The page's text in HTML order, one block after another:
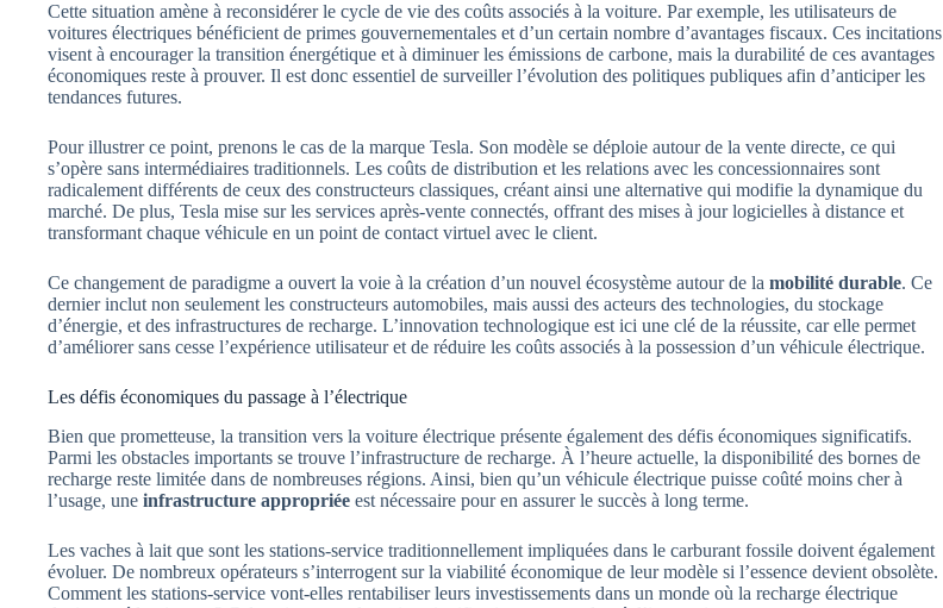
Cette situation amène à reconsidérer le cycle de vie des coûts associés à la voiture. Par exemple, les utilisateurs de
voitures électriques bénéficient de primes gouvernementales et d’un certain nombre d’avantages fiscaux. Ces incitations
visent à encourager la transition énergétique et à diminuer les émissions de carbone, mais la durabilité de ces avantages
économiques reste à prouver. Il est donc essentiel de surveiller l’évolution des politiques publiques afin d’anticiper les
tendances futures.
Pour illustrer ce point, prenons le cas de la marque Tesla. Son modèle se déploie autour de la vente directe, ce qui
s’opère sans intermédiaires traditionnels. Les coûts de distribution et les relations avec les concessionnaires sont
radicalement différents de ceux des constructeurs classiques, créant ainsi une alternative qui modifie la dynamique du
marché. De plus, Tesla mise sur les services après-vente connectés, offrant des mises à jour logicielles à distance et
transformant chaque véhicule en un point de contact virtuel avec le client.
Ce changement de paradigme a ouvert la voie à la création d’un nouvel écosystème autour de la mobilité durable. Ce
dernier inclut non seulement les constructeurs automobiles, mais aussi des acteurs des technologies, du stockage
d’énergie, et des infrastructures de recharge. L’innovation technologique est ici une clé de la réussite, car elle permet
d’améliorer sans cesse l’expérience utilisateur et de réduire les coûts associés à la possession d’un véhicule électrique.
Les défis économiques du passage à l’électrique
Bien que prometteuse, la transition vers la voiture électrique présente également des défis économiques significatifs.
Parmi les obstacles importants se trouve l’infrastructure de recharge. À l’heure actuelle, la disponibilité des bornes de
recharge reste limitée dans de nombreuses régions. Ainsi, bien qu’un véhicule électrique puisse coûté moins cher à
l’usage, une infrastructure appropriée est nécessaire pour en assurer le succès à long terme.
Les vaches à lait que sont les stations-service traditionnellement impliquées dans le carburant fossile doivent également
évoluer. De nombreux opérateurs s’interrogent sur la viabilité économique de leur modèle si l’essence devient obsolète.
Comment les stations-service vont-elles rentabiliser leurs investissements dans un monde où la recharge électrique